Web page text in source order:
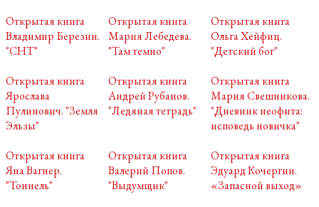
Открытая книга
Владимир Березин.
"СНТ"
Открытая книга
Мария Лебедева.
"Там темно"
Открытая книга
Ольга Хейфиц.
"Детский бог"
Открытая книга
Ярослава
Пулинович. "Земля
Эльзы"
Открытая книга
Андрей Рубанов.
"Ледяная тетрадь"
Открытая книга
Мария Свешникова.
"Дневник неофита:
исповедь новичка"
Открытая книга
Яна Вагнер.
"Тоннель"
Открытая книга
Валерий Попов.
"Выдумщик"
Открытая книга
Эдуард Кочергин.
«Запасной выход»